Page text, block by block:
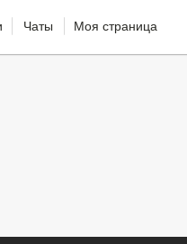
Чаты Моя страница